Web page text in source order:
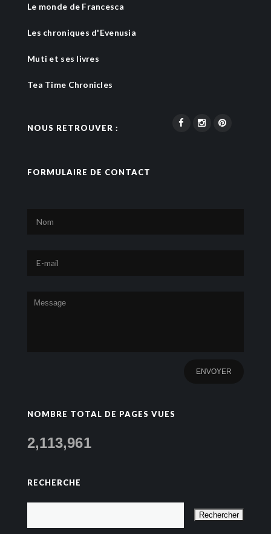
Le monde de Francesca
Les chroniques d'Evenusia
Muti et ses livres
Tea Time Chronicles
NOUS RETROUVER :
FORMULAIRE DE CONTACT
NOMBRE TOTAL DE PAGES VUES
2,113,961
RECHERCHE